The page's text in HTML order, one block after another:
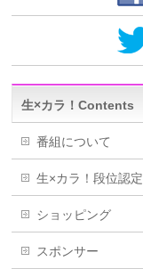
生×カラ！Contents
番組について
生×カラ！段位認定
ショッピング
スポンサー